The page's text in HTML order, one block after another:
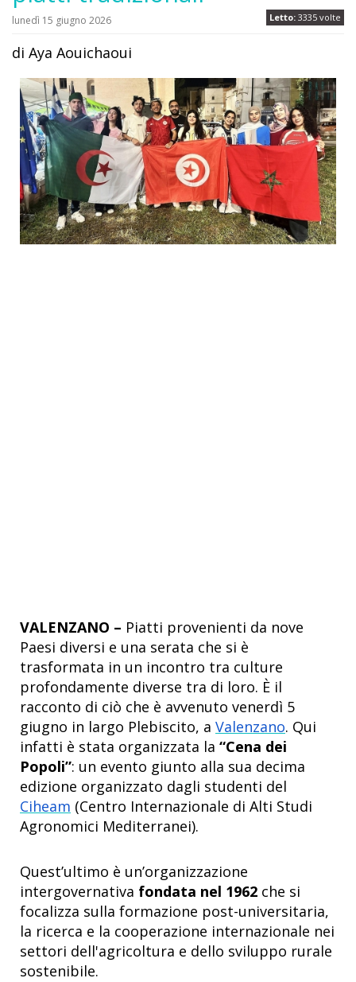
Letto: 3335 volte
lunedì 15 giugno 2026
di Aya Aouichaoui
VALENZANO – Piatti provenienti da nove
Paesi diversi e una serata che si è
trasformata in un incontro tra culture
profondamente diverse tra di loro. È il
racconto di ciò che è avvenuto venerdì 5
giugno in largo Plebiscito, a Valenzano. Qui
infatti è stata organizzata la “Cena dei
Popoli”: un evento giunto alla sua decima
edizione organizzato dagli studenti del
Ciheam (Centro Internazionale di Alti Studi
Agronomici Mediterranei).
Quest’ultimo è un’organizzazione
intergovernativa fondata nel 1962 che si
focalizza sulla formazione post-universitaria,
la ricerca e la cooperazione internazionale nei
settori dell'agricoltura e dello sviluppo rurale
sostenibile.